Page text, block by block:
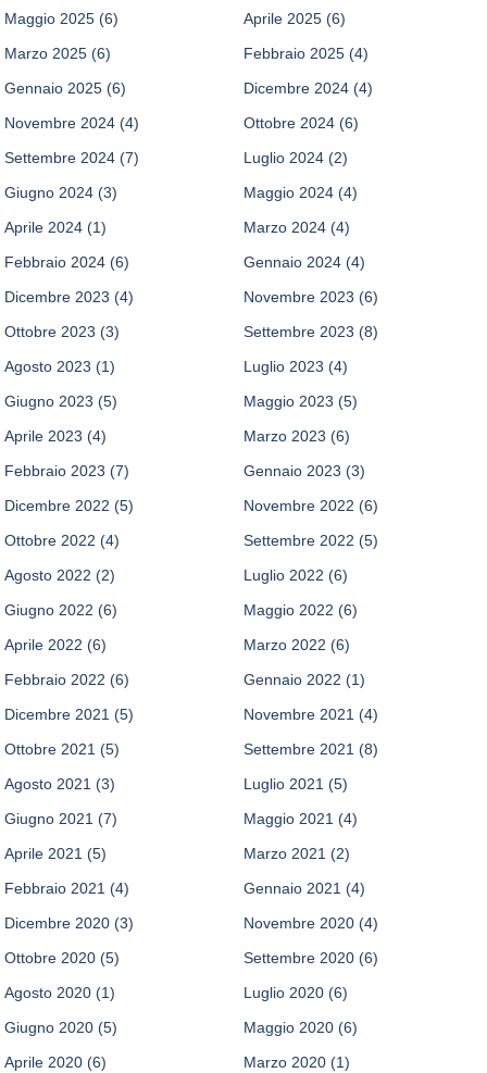
Maggio 2025 (6) Aprile 2025 (6)
Marzo 2025 (6) Febbraio 2025 (4)
Gennaio 2025 (6) Dicembre 2024 (4)
Novembre 2024 (4) Ottobre 2024 (6)
Settembre 2024 (7) Luglio 2024 (2)
Giugno 2024 (3) Maggio 2024 (4)
Aprile 2024 (1) Marzo 2024 (4)
Febbraio 2024 (6) Gennaio 2024 (4)
Dicembre 2023 (4) Novembre 2023 (6)
Ottobre 2023 (3) Settembre 2023 (8)
Agosto 2023 (1) Luglio 2023 (4)
Giugno 2023 (5) Maggio 2023 (5)
Aprile 2023 (4) Marzo 2023 (6)
Febbraio 2023 (7) Gennaio 2023 (3)
Dicembre 2022 (5) Novembre 2022 (6)
Ottobre 2022 (4) Settembre 2022 (5)
Agosto 2022 (2) Luglio 2022 (6)
Giugno 2022 (6) Maggio 2022 (6)
Aprile 2022 (6) Marzo 2022 (6)
Febbraio 2022 (6) Gennaio 2022 (1)
Dicembre 2021 (5) Novembre 2021 (4)
Ottobre 2021 (5) Settembre 2021 (8)
Agosto 2021 (3) Luglio 2021 (5)
Giugno 2021 (7) Maggio 2021 (4)
Aprile 2021 (5) Marzo 2021 (2)
Febbraio 2021 (4) Gennaio 2021 (4)
Dicembre 2020 (3) Novembre 2020 (4)
Ottobre 2020 (5) Settembre 2020 (6)
Agosto 2020 (1) Luglio 2020 (6)
Giugno 2020 (5) Maggio 2020 (6)
Aprile 2020 (6) Marzo 2020 (1)